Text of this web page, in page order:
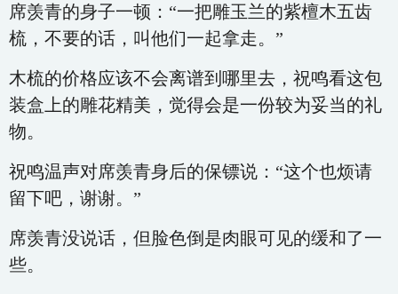
席羡青的身子一顿：“一把雕玉兰的紫檀木五齿
梳，不要的话，叫他们一起拿走。”
木梳的价格应该不会离谱到哪里去，祝鸣看这包
装盒上的雕花精美，觉得会是一份较为妥当的礼
物。
祝鸣温声对席羡青身后的保镖说：“这个也烦请
留下吧，谢谢。”
席羡青没说话，但脸色倒是肉眼可见的缓和了一
些。